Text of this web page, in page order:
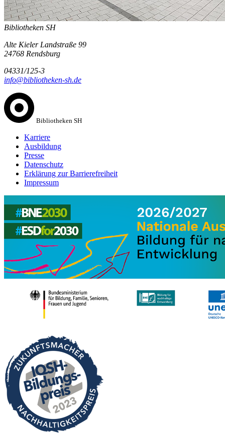
Bibliotheken SH
Alte Kieler Landstraße 99
24768 Rendsburg
04331/125-3
info@bibliotheken-sh.de
Bibliotheken SH
Karriere
Ausbildung
Presse
Datenschutz
Erklärung zur Barrierefreiheit
Impressum